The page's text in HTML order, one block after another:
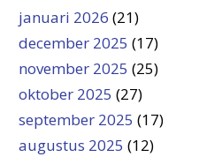
januari 2026 (21)
december 2025 (17)
november 2025 (25)
oktober 2025 (27)
september 2025 (17)
augustus 2025 (12)